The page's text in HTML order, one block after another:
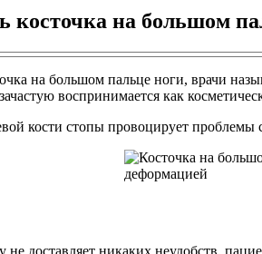
косточка на большом
на большом пальце ноги, врачи
воспринимается как
кости стопы провоцирует
доставляет никаких неудобств,